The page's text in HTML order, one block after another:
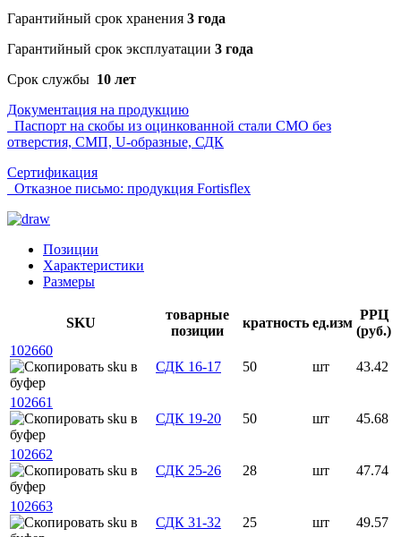
Гарантийный срок хранения 3 года
Гарантийный срок эксплуатации 3 года
Срок службы 10 лет
Документация на продукцию
Паспорт на скобы из оцинкованной стали СМО без
отверстия, СМП, U-образные, СДК
Сертификация
Отказное письмо: продукция Fortisflex
Позиции
Характеристики
Размеры
SKU
товарные
позиции
кратность ед.изм
РРЦ
(руб.)
102660
СДК 16-17
50 шт 43.42
102661
СДК 19-20
50 шт 45.68
102662
СДК 25-26
28 шт 47.74
102663
СДК 31-32
25 шт 49.57